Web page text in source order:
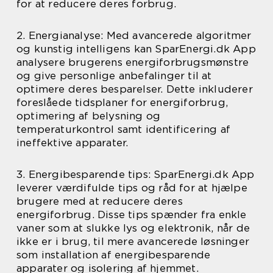
for at reducere deres forbrug.
2. Energianalyse: Med avancerede algoritmer
og kunstig intelligens kan SparEnergi.dk App
analysere brugerens energiforbrugsmønstre
og give personlige anbefalinger til at
optimere deres besparelser. Dette inkluderer
foreslåede tidsplaner for energiforbrug,
optimering af belysning og
temperaturkontrol samt identificering af
ineffektive apparater.
3. Energibesparende tips: SparEnergi.dk App
leverer værdifulde tips og råd for at hjælpe
brugere med at reducere deres
energiforbrug. Disse tips spænder fra enkle
vaner som at slukke lys og elektronik, når de
ikke er i brug, til mere avancerede løsninger
som installation af energibesparende
apparater og isolering af hjemmet.